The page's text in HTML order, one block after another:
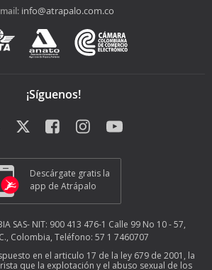
info@atrapalo.com.co
¡Síguenos!
Descárgate gratis la
app de Atrápalo
SAS- NIT: 900 413 476-1 Calle 99 No 10 - 57,
Colombia, Teléfono: 57 1 7460707
en el articulo 17 de la ley 679 de 2001, la
que la explotación y el abuso sexual de los